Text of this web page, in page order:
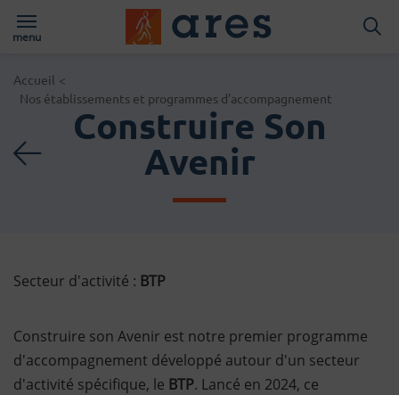
Logo du Groups
menu
Accueil
Page d'accueil du site
<
Nos établissements et programmes d'accompagnement
Construire Son
Avenir
Retour à la liste des
Secteur d'activité : BTP
Construire son Avenir est notre premier programme
d'accompagnement développé autour d'un secteur
d'activité spécifique, le BTP. Lancé en 2024, ce